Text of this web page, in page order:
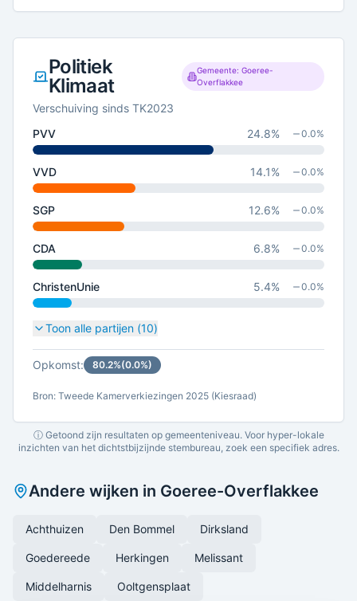
Politiek
Klimaat
Gemeente: Goeree-
Overflakkee
Verschuiving sinds TK2023
PVV
24.8% 0.0%
VVD 14.1% 0.0%
SGP 12.6% 0.0%
CDA 6.8% 0.0%
ChristenUnie 5.4% 0.0%
Toon alle partijen (10)
Opkomst: 80.2%(0.0%)
Bron: Tweede Kamerverkiezingen 2025 (Kiesraad)
ⓘ Getoond zijn resultaten op gemeenteniveau. Voor hyper-lokale
inzichten van het dichtstbijzijnde stembureau, zoek een specifiek adres.
Andere wijken in Goeree-Overflakkee
Achthuizen Den Bommel Dirksland
Goedereede Herkingen Melissant
Middelharnis Ooltgensplaat